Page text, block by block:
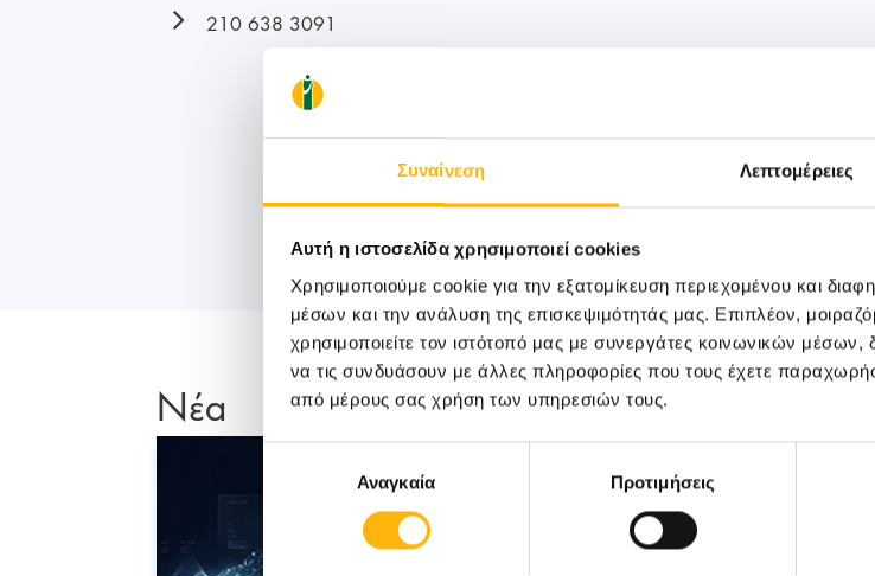
Συναίνεση Λεπτομέρειες
Αυτή η ιστοσελίδα χρησιμοποιεί cookies
Χρησιμοποιούμε cookie για την εξατομίκευση περιεχομένου και
μέσων και την ανάλυση της επισκεψιμότητάς μας. Επιπλέον,
χρησιμοποιείτε τον ιστότοπό μας με συνεργάτες κοινωνικών
να τις συνδυάσουν με άλλες πληροφορίες που τους έχετε
από μέρους σας χρήση των υπηρεσιών τους.
συγκατάθεσηςΑναγκαία Προτιμήσεις
210 638 3091
Κλείστε Ραντεβού
Νέα